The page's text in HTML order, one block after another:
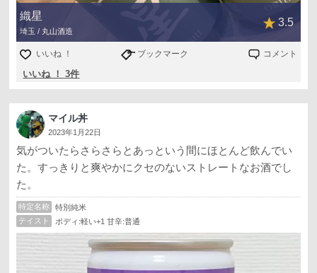
織星
埼玉 / 丸山酒造
3.5
いいね ！ ブックマーク コメント
いいね ！ 3件
マイル丼
2023年1月22日
気がついたらさらさらとあっという間にほとんど飲んでい
た。すっきりと爽やかにクセのないストレートなお酒でし
た。
特定名称
特別純米
テイスト
ボディ:軽い+1 甘辛:普通